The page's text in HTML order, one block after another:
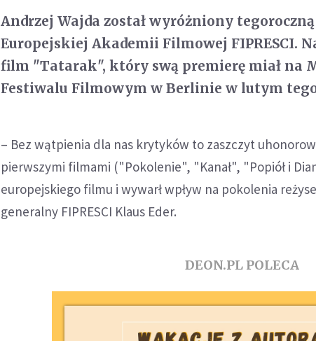
Andrzej Wajda został wyróżniony
Europejskiej Akademii Filmowej FIPRESCI.
film "Tatarak", który swą premierę miał na
Festiwalu Filmowym w Berlinie w lutym
– Bez wątpienia dla nas krytyków to zaszczyt
pierwszymi filmami ("Pokolenie", "Kanał", "Popiół i
europejskiego filmu i wywarł wpływ na pokolenia
generalny FIPRESCI Klaus Eder.
DEON.PL POLECA